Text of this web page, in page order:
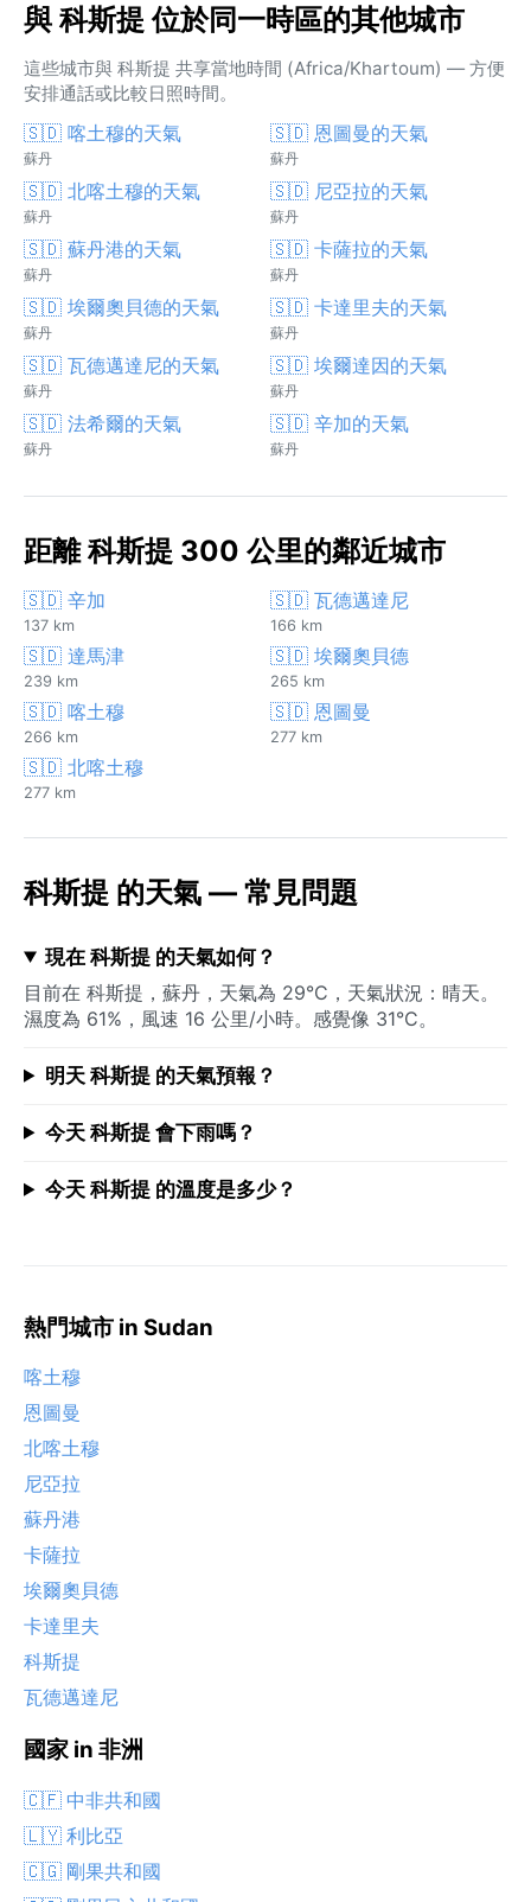
與 科斯提 位於同一時區的其他城市
這些城市與 科斯提 共享當地時間 (Africa/Khartoum) — 方便
安排通話或比較日照時間。
🇸🇩 喀土穆的天氣
蘇丹
🇸🇩 恩圖曼的天氣
蘇丹
🇸🇩 北喀土穆的天氣
蘇丹
🇸🇩 尼亞拉的天氣
蘇丹
🇸🇩 蘇丹港的天氣
蘇丹
🇸🇩 卡薩拉的天氣
蘇丹
🇸🇩 埃爾奧貝德的天氣
蘇丹
🇸🇩 卡達里夫的天氣
蘇丹
🇸🇩 瓦德邁達尼的天氣
蘇丹
🇸🇩 埃爾達因的天氣
蘇丹
🇸🇩 法希爾的天氣
蘇丹
🇸🇩 辛加的天氣
蘇丹
距離 科斯提 300 公里的鄰近城市
🇸🇩 辛加
137 km
🇸🇩 瓦德邁達尼
166 km
🇸🇩 達馬津
239 km
🇸🇩 埃爾奧貝德
265 km
🇸🇩 喀土穆
266 km
🇸🇩 恩圖曼
277 km
🇸🇩 北喀土穆
277 km
科斯提 的天氣 — 常見問題
現在 科斯提 的天氣如何？
目前在 科斯提，蘇丹，天氣為 29°C，天氣狀況：晴天。
濕度為 61%，風速 16 公里/小時。感覺像 31°C。
明天 科斯提 的天氣預報？
今天 科斯提 會下雨嗎？
今天 科斯提 的溫度是多少？
熱門城市 in Sudan
喀土穆
恩圖曼
北喀土穆
尼亞拉
蘇丹港
卡薩拉
埃爾奧貝德
卡達里夫
科斯提
瓦德邁達尼
國家 in 非洲
🇨🇫 中非共和國
🇱🇾 利比亞
🇨🇬 剛果共和國